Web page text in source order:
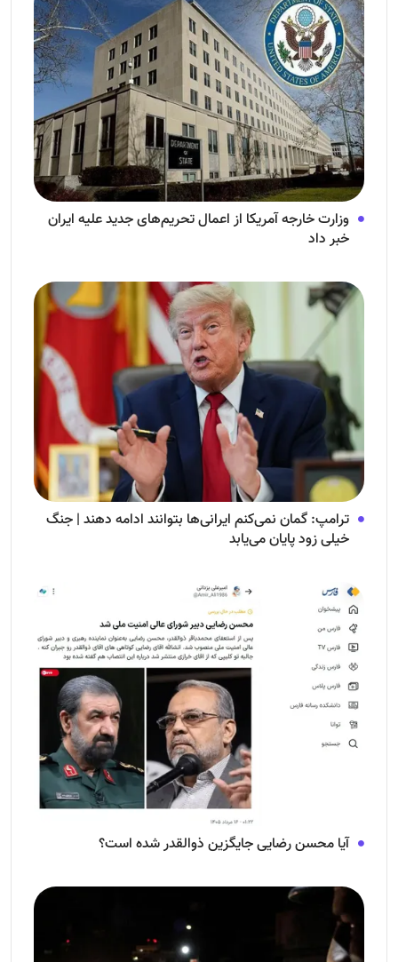
وزارت خارجه آمریکا از اعمال تحریم‌های جدید علیه ایران
خبر داد
ترامپ: گمان نمی‌کنم ایرانی‌ها بتوانند ادامه دهند | جنگ
خیلی زود پایان می‌یابد
آیا محسن رضایی جایگزین ذوالقدر شده است؟